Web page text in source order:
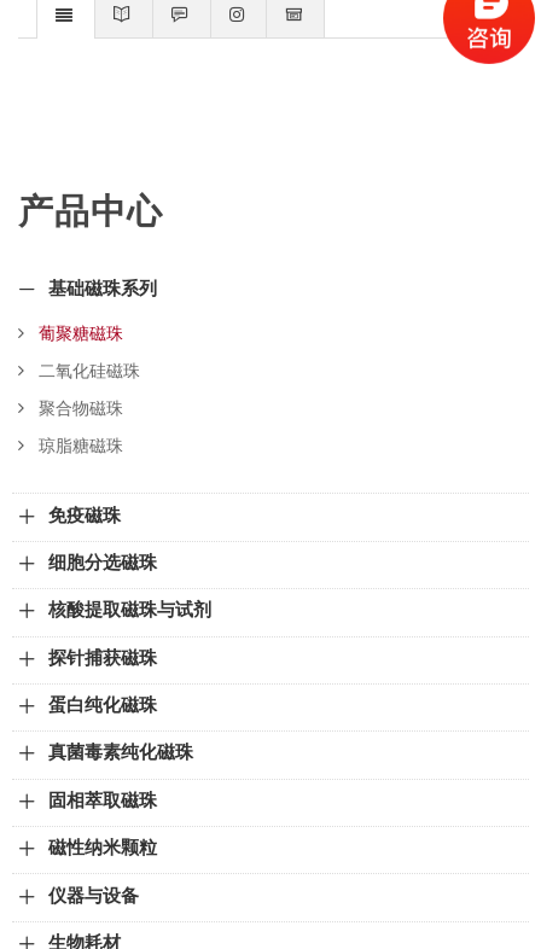
产品中心
基础磁珠系列
葡聚糖磁珠
二氧化硅磁珠
聚合物磁珠
琼脂糖磁珠
免疫磁珠
细胞分选磁珠
核酸提取磁珠与试剂
探针捕获磁珠
蛋白纯化磁珠
真菌毒素纯化磁珠
固相萃取磁珠
磁性纳米颗粒
仪器与设备
生物耗材